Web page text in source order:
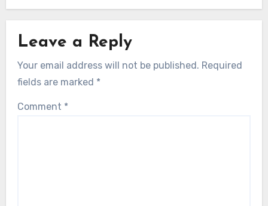
Leave a Reply
Your email address will not be published. Required
fields are marked *
Comment *